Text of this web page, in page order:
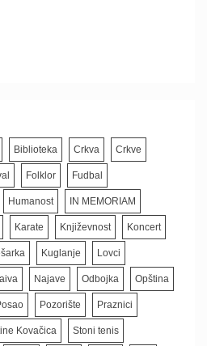
Biblioteka Crkva Crkve
Folklor Fudbal
Humanost IN MEMORIAM
Karate Književnost Koncert
Kuglanje Lovci
Najave Odbojka Opština
Pozorište Praznici
Kovačica Stoni tenis